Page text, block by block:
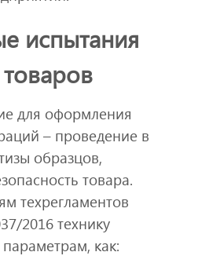
испытания
для оформления
– проведение в
образцов,
товара.
техрегламентов
2016 технику
как: